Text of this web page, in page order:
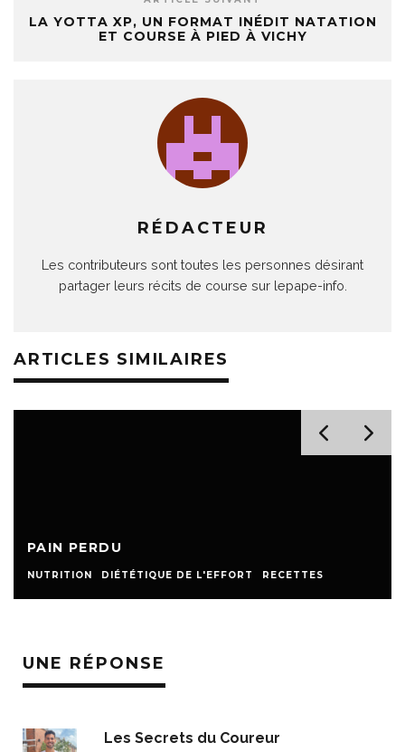
LA YOTTA XP, UN FORMAT INÉDIT NATATION
ET COURSE À PIED À VICHY
RÉDACTEUR
Les contributeurs sont toutes les personnes désirant
partager leurs récits de course sur lepape-info.
ARTICLES SIMILAIRES
PAIN PERDU
NUTRITION DIÉTÉTIQUE DE L'EFFORT RECETTES
UNE RÉPONSE
Les Secrets du Coureur